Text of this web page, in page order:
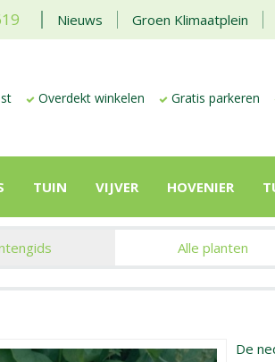
Nieuws Groen Klimaatplein
Overdekt winkelen Gratis parkeren
TUIN VIJVER HOVENIER
Alle planten
De